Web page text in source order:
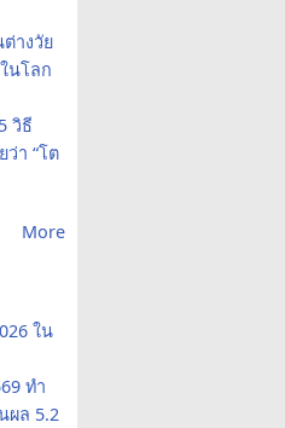
างวัย
นโลก
วิธี
า “โต
More
ใน
ทำ
ผล 5.2